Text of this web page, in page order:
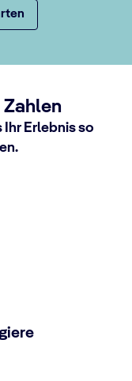
Ihr Erlebnis so